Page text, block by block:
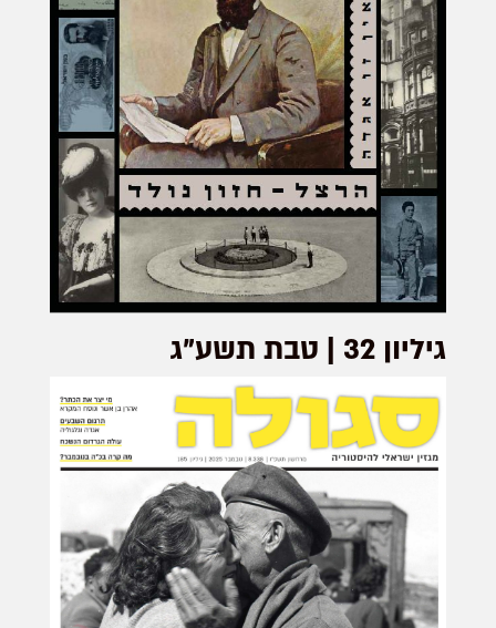
גיליון 32 | טבת תשע"ג